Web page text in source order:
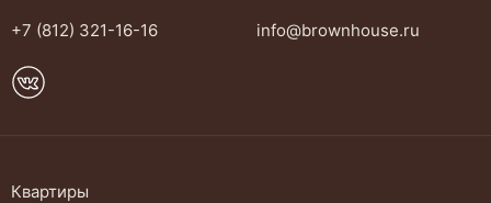
+7 (812) 321-16-16 info@brownhouse.ru
Квартиры